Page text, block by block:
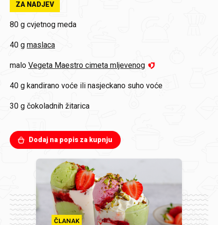
ZA NADJEV
80 g cvjetnog meda
40 g maslaca
malo Vegeta Maestro cimeta mljevenog
40 g kandirano voće ili nasjeckano suho voće
30 g čokoladnih žitarica
Dodaj na popis za kupnju
ČLANAK